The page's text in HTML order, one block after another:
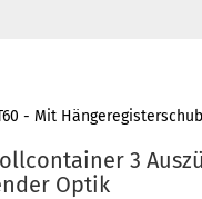
- Mit
3
Optik